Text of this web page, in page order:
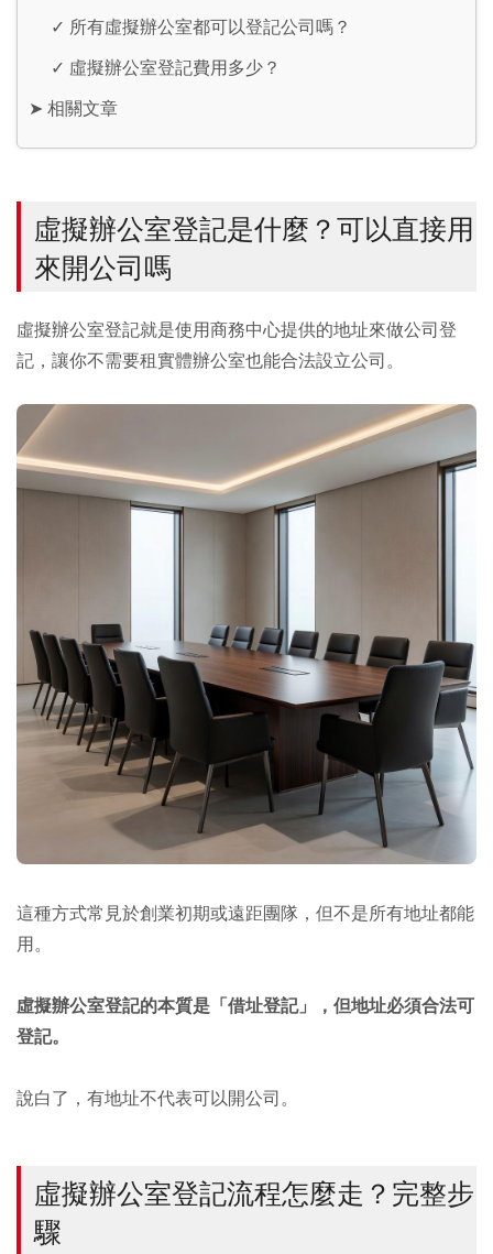
✓ 所有虛擬辦公室都可以登記公司嗎？
✓ 虛擬辦公室登記費用多少？
➤ 相關文章
虛擬辦公室登記是什麼？可以直接用
來開公司嗎
虛擬辦公室登記就是使用商務中心提供的地址來做公司登
記，讓你不需要租實體辦公室也能合法設立公司。
這種方式常見於創業初期或遠距團隊，但不是所有地址都能
用。
虛擬辦公室登記的本質是「借址登記」，但地址必須合法可
登記。
說白了，有地址不代表可以開公司。
虛擬辦公室登記流程怎麼走？完整步
驟